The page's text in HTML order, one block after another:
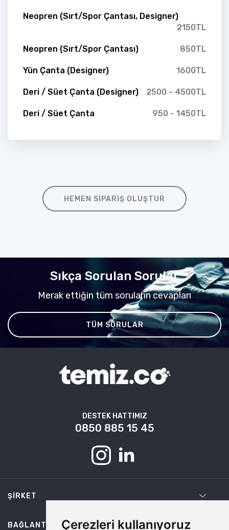
Çerezleri kullanıyoruz
Neopren (Sırt/Spor Çantası, Designer)
2150TL
Neopren (Sırt/Spor Çantası) 850TL
Yün Çanta (Designer) 1600TL
Deri / Süet Çanta (Designer) 2500 - 4500TL
Deri / Süet Çanta 950 - 1450TL
HEMEN SIPARIŞ OLUŞTUR
Sıkça Sorulan Sorular
Merak ettiğin tüm soruların cevapları
TÜM SORULAR
DESTEK HATTIMIZ
0850 885 15 45
ŞIRKET
BAĞLANTILAR